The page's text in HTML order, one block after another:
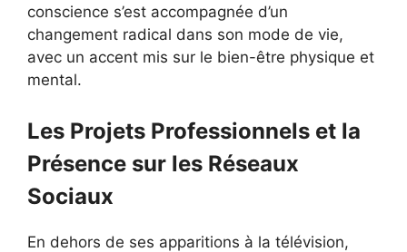
conscience s’est accompagnée d’un
changement radical dans son mode de vie,
avec un accent mis sur le bien-être physique et
mental.
Les Projets Professionnels et la
Présence sur les Réseaux
Sociaux
En dehors de ses apparitions à la télévision,